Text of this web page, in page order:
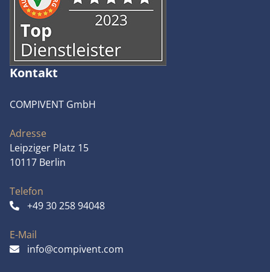
Kontakt
COMPIVENT GmbH
Adresse
Leipziger Platz 15
10117 Berlin
Telefon
+49 30 258 94048
E-Mail
info@compivent.com